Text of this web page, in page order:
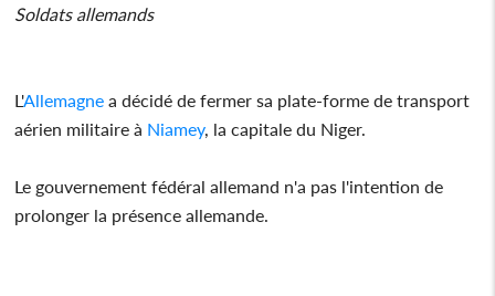
Soldats allemands
L'Allemagne a décidé de fermer sa plate-forme de transport
aérien militaire à Niamey, la capitale du Niger.
Le gouvernement fédéral allemand n'a pas l'intention de
prolonger la présence allemande.